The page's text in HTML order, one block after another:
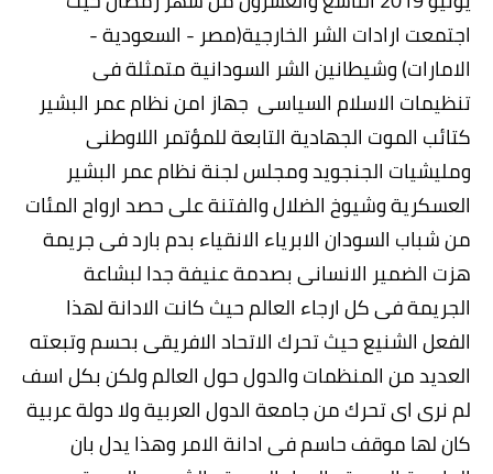
اجتمعت ارادات الشر الخارجية(مصر - السعودية -
الامارات) وشيطانين الشر السودانية متمثلة فى
تنظيمات الاسلام السياسى جهاز امن نظام عمر البشير
كتائب الموت الجهادية التابعة للمؤتمر اللاوطنى
ومليشيات الجنجويد ومجلس لجنة نظام عمر البشير
العسكرية وشيوخ الضلال والفتنة على حصد ارواح المئات
من شباب السودان الابرياء الانقياء بدم بارد فى جريمة
هزت الضمير الانسانى بصدمة عنيفة جدا لبشاعة
الجريمة فى كل ارجاء العالم حيث كانت الادانة لهذا
الفعل الشنيع حيث تحرك الاتحاد الافريقى بحسم وتبعته
العديد من المنظمات والدول حول العالم ولكن بكل اسف
لم نرى اى تحرك من جامعة الدول العربية ولا دولة عربية
كان لها موقف حاسم فى ادانة الامر وهذا يدل بان